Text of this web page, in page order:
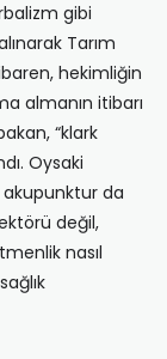
gibi
Tarım
hekimliğin
almanın itibarı
“klark
Oysaki
da
değil,
nasıl